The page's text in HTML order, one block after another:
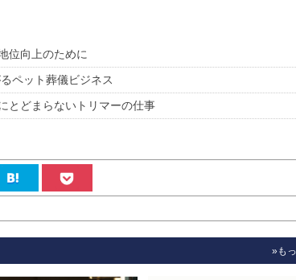
位向上のために
ペット葬儀ビジネス
とどまらないトリマーの仕事
»も